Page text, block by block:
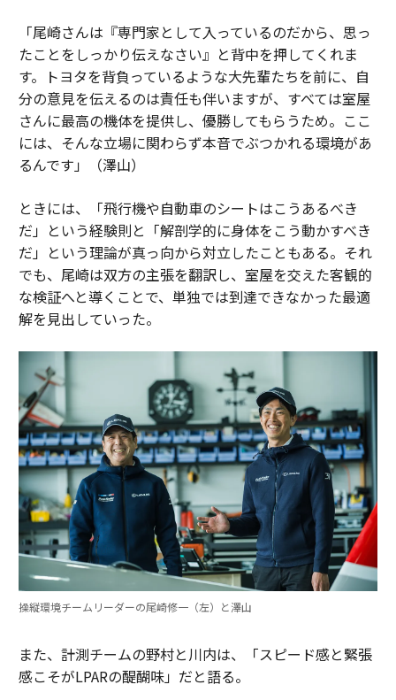
「尾崎さんは『専門家として入っているのだから、思っ
たことをしっかり伝えなさい』と背中を押してくれま
す。トヨタを背負っているような大先輩たちを前に、自
分の意見を伝えるのは責任も伴いますが、すべては室屋
さんに最高の機体を提供し、優勝してもらうため。ここ
には、そんな立場に関わらず本音でぶつかれる環境があ
るんです」（澤山）
ときには、「飛行機や自動車のシートはこうあるべき
だ」という経験則と「解剖学的に身体をこう動かすべき
だ」という理論が真っ向から対立したこともある。それ
でも、尾崎は双方の主張を翻訳し、室屋を交えた客観的
な検証へと導くことで、単独では到達できなかった最適
解を見出していった。
操縦環境チームリーダーの尾崎修一（左）と澤山
また、計測チームの野村と川内は、「スピード感と緊張
感こそがLPARの醍醐味」だと語る。